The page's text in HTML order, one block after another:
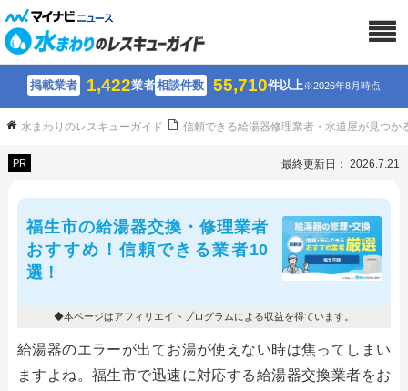
掲載業者 1,422業者相談件数 55,710件以上※2026年8月時点
水まわりのレスキューガイド 信頼できる給湯器修理業者・水道屋が見つか
PR 最終更新日： 2026.7.21
福生市の給湯器交換・修理業者
おすすめ！信頼できる業者10
選！
◆本ページはアフィリエイトプログラムによる収益を得ています。
給湯器のエラーが出てお湯が使えない時は焦ってしまい
ますよね。福生市で迅速に対応する給湯器交換業者をお